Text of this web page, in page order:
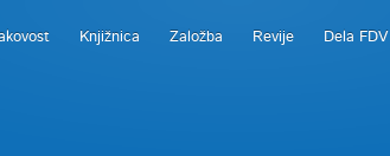
Knjižnica Založba Revije Dela FDV